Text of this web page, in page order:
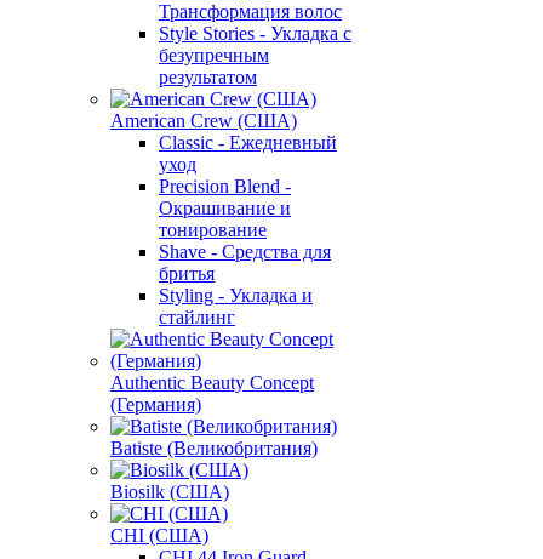
Трансформация волос
Style Stories - Укладка с
безупречным
результатом
American Crew (США)
Classic - Ежедневный
уход
Precision Blend -
Окрашивание и
тонирование
Shave - Средства для
бритья
Styling - Укладка и
стайлинг
Authentic Beauty Concept
(Германия)
Batiste (Великобритания)
Biosilk (США)
CHI (США)